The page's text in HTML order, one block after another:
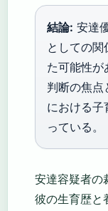
結論: 安達
としての
た可能性が
判断の焦点
における子
っている。
安達容疑者の
彼の生育歴と